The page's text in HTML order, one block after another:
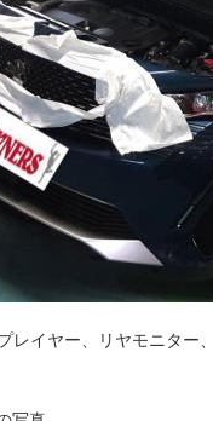
レイヤー、リヤモニター